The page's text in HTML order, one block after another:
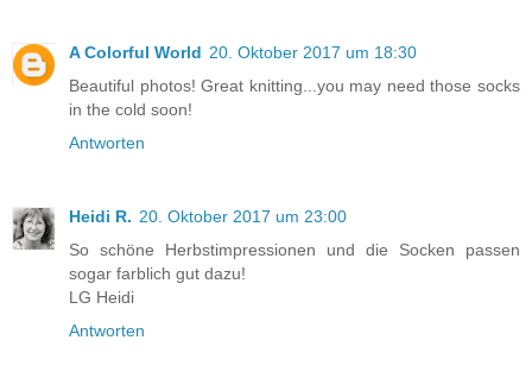
A Colorful World 20. Oktober 2017 um 18:30
Beautiful photos! Great knitting...you may need those socks
in the cold soon!
Antworten
Heidi R. 20. Oktober 2017 um 23:00
So schöne Herbstimpressionen und die Socken passen
sogar farblich gut dazu!
LG Heidi
Antworten